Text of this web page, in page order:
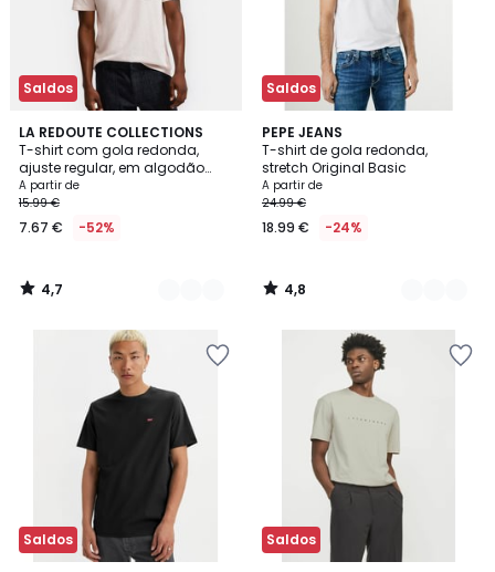
Saldos
LA REDOUTE COLLECTIONS
T-shirt com gola redonda,
ajuste regular, em algodão
slub
A partir de
15.99 €
7.67 € -52%
4,7
/ 5
3
Cores
4,7
/
Saldos
PEPE JEANS
T-shirt de gola redonda,
stretch Original Basic
A partir de
24.99 €
18.99 € -24%
4,8
/ 5
4
Cores
4,8
/
Saldos Saldos